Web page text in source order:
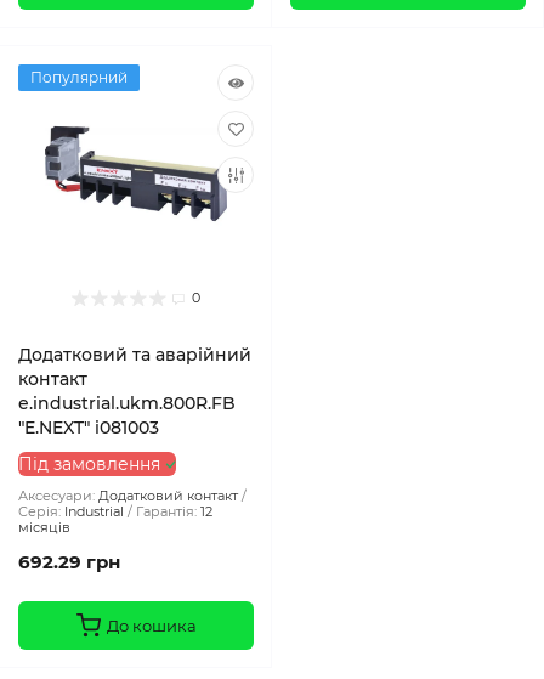
Популярний
0
Додатковий та аварійний
контакт
e.industrial.ukm.800R.FB
"E.NEXT" i081003
Під замовлення
Аксесуари: Додатковий контакт
Серія: Industrial Гарантія: 12
місяців
692.29 грн
До кошика